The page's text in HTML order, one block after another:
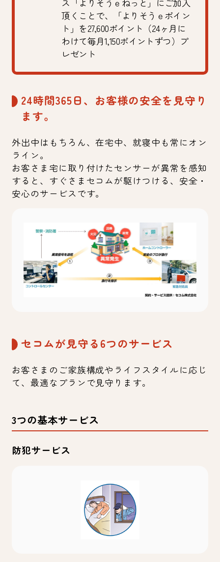
頂くことで、「よりそうｅポイン
ト」を27,600ポイント（24ヶ月に
わけて毎月1,150ポイントずつ）プ
レゼント
24時間365日、お客様の安全を見守り
ます。
外出中はもちろん、在宅中、就寝中も常にオン
ライン。
お客さま宅に取り付けたセンサーが異常を感知
すると、すぐさまセコムが駆けつける、安全・
安心のサービスです。
セコムが見守る6つのサービス
お客さまのご家族構成やライフスタイルに応じ
て、最適なプランで見守ります。
3つの基本サービス
防犯サービス